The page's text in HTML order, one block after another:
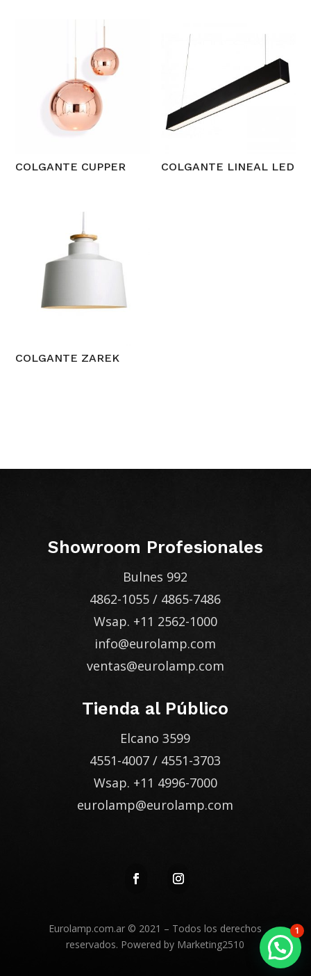
COLGANTE CUPPER COLGANTE LINEAL LED
COLGANTE ZAREK
Showroom Profesionales
Bulnes 992
4862-1055 / 4865-7486
Wsap. +11 2562-1000
info@eurolamp.com
ventas@eurolamp.com
Tienda al Público
Elcano 3599
4551-4007 / 4551-3703
Wsap. +11 4996-7000
eurolamp@eurolamp.com
Eurolamp.com.ar © 2021 – Todos los derechos
reservados. Powered by Marketing2510
1